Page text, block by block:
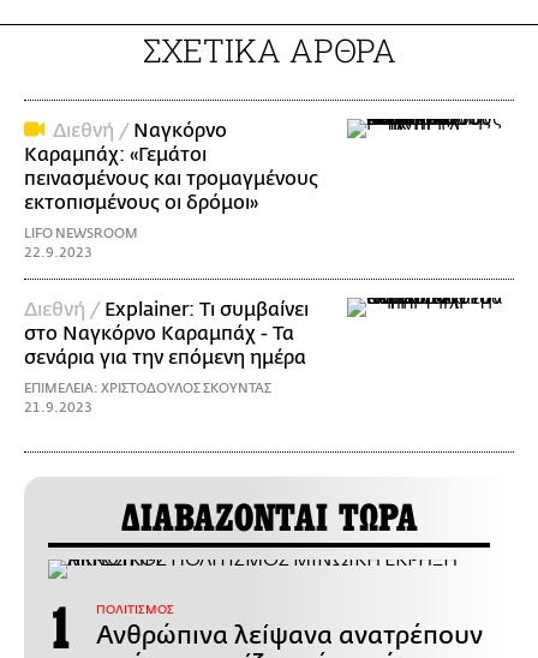
ΣΧΕΤΙΚΑ ΑΡΘΡΑ
Διεθνή / Ναγκόρνο
Καραμπάχ: «Γεμάτοι
πεινασμένους και τρομαγμένους
εκτοπισμένους οι δρόμοι»
LIFO NEWSROOM
22.9.2023
Διεθνή / Explainer: Τι συμβαίνει
στο Ναγκόρνο Καραμπάχ - Τα
σενάρια για την επόμενη ημέρα
ΕΠΙΜΕΛΕΙΑ: ΧΡΙΣΤΟΔΟΥΛΟΣ ΣΚΟΥΝΤΑΣ
21.9.2023
ΔΙΑΒΑΖΟΝΤΑΙ ΤΩΡΑ
ΠΟΛΙΤΙΣΜΟΣ
Ανθρώπινα λείψανα ανατρέπουν